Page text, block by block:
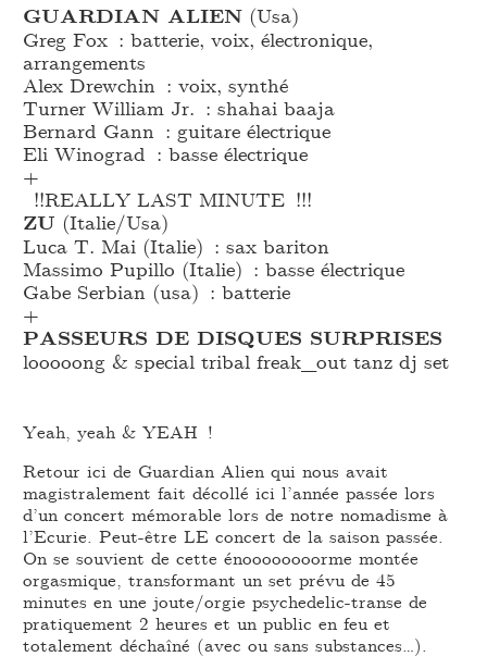
GUARDIAN ALIEN (Usa)
Greg Fox : batterie, voix, électronique,
arrangements
Alex Drewchin : voix, synthé
Turner William Jr. : shahai baaja
Bernard Gann : guitare électrique
Eli Winograd : basse électrique
+
!!REALLY LAST MINUTE !!!
ZU (Italie/Usa)
Luca T. Mai (Italie) : sax bariton
Massimo Pupillo (Italie) : basse électrique
Gabe Serbian (usa) : batterie
+
PASSEURS DE DISQUES SURPRISES
looooong & special tribal freak_out tanz dj set
Yeah, yeah & YEAH !
Retour ici de Guardian Alien qui nous avait
magistralement fait décollé ici l’année passée lors
d’un concert mémorable lors de notre nomadisme à
l’Ecurie. Peut-être LE concert de la saison passée.
On se souvient de cette énoooooooorme montée
orgasmique, transformant un set prévu de 45
minutes en une joute/orgie psychedelic-transe de
pratiquement 2 heures et un public en feu et
totalement déchaîné (avec ou sans substances…).